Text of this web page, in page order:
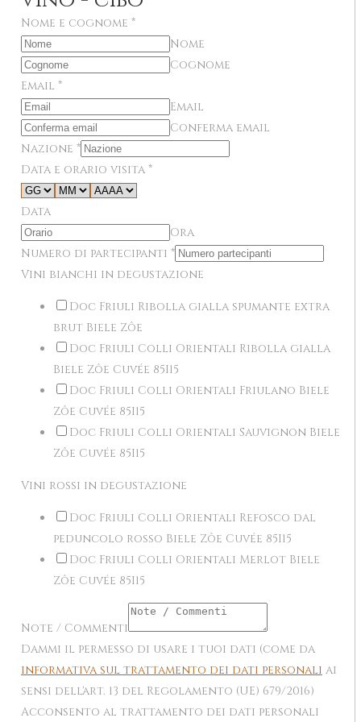
Nome e cognome *
Nome
Cognome
Email *
Email
Conferma email
Nazione *
Data e orario visita *
Data
Ora
Numero di partecipanti *
Vini bianchi in degustazione
Doc Friuli Ribolla gialla spumante extra
brut Biele Zôe
Doc Friuli Colli Orientali Ribolla gialla
Biele Zôe Cuvée 85I15
Doc Friuli Colli Orientali Friulano Biele
Zôe Cuvée 85I15
Doc Friuli Colli Orientali Sauvignon Biele
Zôe Cuvée 85I15
Vini rossi in degustazione
Doc Friuli Colli Orientali Refosco dal
peduncolo rosso Biele Zôe Cuvée 85I15
Doc Friuli Colli Orientali Merlot Biele
Zôe Cuvée 85I15
Note / Commenti
Dammi il permesso di usare i tuoi dati (come da
informativa sul trattamento dei dati personali ai
sensi dell'art. 13 del Regolamento (UE) 679/2016)
Acconsento al trattamento dei dati personali